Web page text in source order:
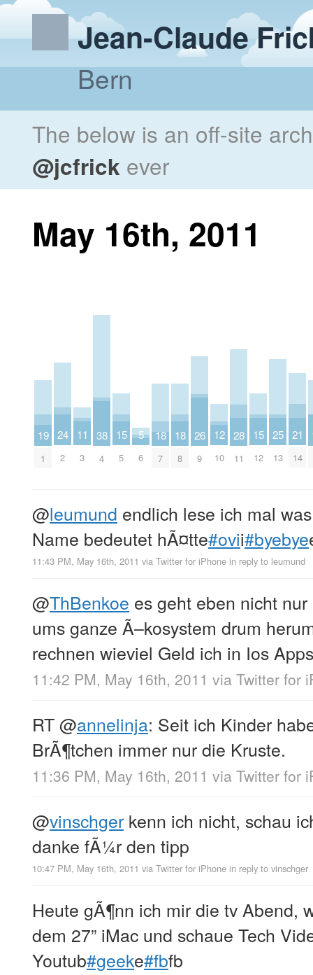
Jean-Claude
Bern
The below is an off-site
@jcfrick ever
May 16th, 2011
19
1
24
2
11
3
38
4
15
5
5
6
18
7
18
8
26
9
12
10
28
11
15
12
25
13
21
14
@leumund endlich lese ich mal
Name bedeutet hÃ¤tte#ovii#byebye
11:43 PM, May 16th, 2011 via Twitter for iPhone in reply to leumund
@ThBenkoe es geht eben nicht
ums ganze Ã–kosystem drum
rechnen wieviel Geld ich in Ios
11:42 PM, May 16th, 2011 via Twitter for
RT@annelinja: Seit ich Kinder
BrÃ¶tchen immer nur die Kruste.
11:36 PM, May 16th, 2011 via Twitter for
@vinschger kenn ich nicht, schau
danke fÃ¼r den tipp
10:47 PM, May 16th, 2011 via Twitter for iPhone in reply to vinschger
Heute gÃ¶nn ich mir die tv Abend,
dem 27” iMac und schaue Tech
Youtub#geeke#fbfb